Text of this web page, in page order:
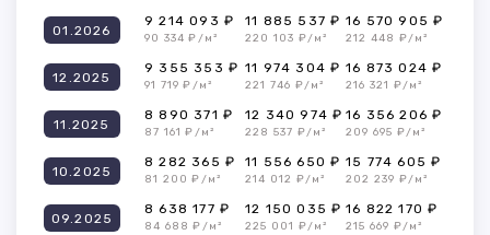
01.2026
9 214 093 ₽
90 334 ₽/м²
11 885 537 ₽
220 103 ₽/м²
16 570 905 ₽
212 448 ₽/м²
12.2025
9 355 353 ₽
91 719 ₽/м²
11 974 304 ₽
221 746 ₽/м²
16 873 024 ₽
216 321 ₽/м²
11.2025
8 890 371 ₽
87 161 ₽/м²
12 340 974 ₽
228 537 ₽/м²
16 356 206 ₽
209 695 ₽/м²
10.2025
8 282 365 ₽
81 200 ₽/м²
11 556 650 ₽
214 012 ₽/м²
15 774 605 ₽
202 239 ₽/м²
09.2025
8 638 177 ₽
84 688 ₽/м²
12 150 035 ₽
225 001 ₽/м²
16 822 170 ₽
215 669 ₽/м²